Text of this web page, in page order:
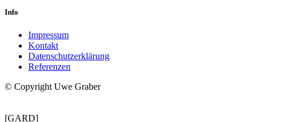
Info
Impressum
Kontakt
Datenschutzerklärung
Referenzen
© Copyright Uwe Graber
[GARD]